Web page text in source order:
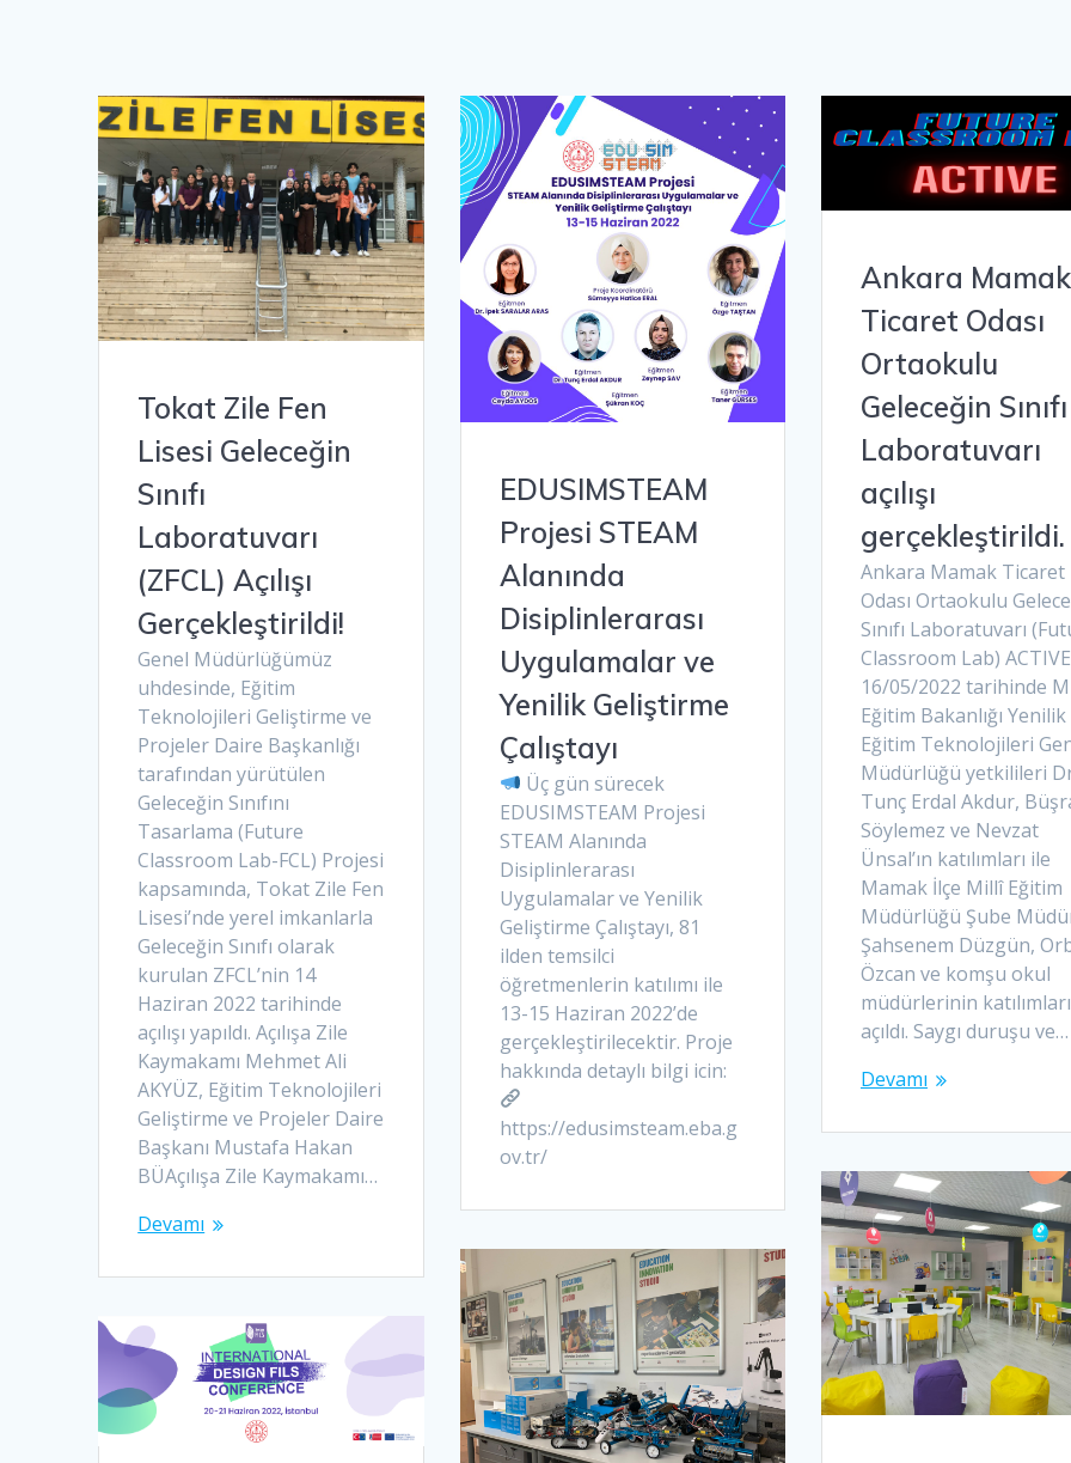
Tokat Zile Fen
Lisesi Geleceğin
Sınıfı
Laboratuvarı
(ZFCL) Açılışı
Gerçekleştirildi!
Genel Müdürlüğümüz
uhdesinde, Eğitim
Teknolojileri Geliştirme ve
Projeler Daire Başkanlığı
tarafından yürütülen
Geleceğin Sınıfını
Tasarlama (Future
Classroom Lab-FCL) Projesi
kapsamında, Tokat Zile Fen
Lisesi’nde yerel imkanlarla
Geleceğin Sınıfı olarak
kurulan ZFCL’nin 14
Haziran 2022 tarihinde
açılışı yapıldı. Açılışa Zile
Kaymakamı Mehmet Ali
AKYÜZ, Eğitim Teknolojileri
Geliştirme ve Projeler Daire
Başkanı Mustafa Hakan
BÜAçılışa Zile Kaymakamı…
Devamı
EDUSIMSTEAM
Projesi STEAM
Alanında
Disiplinlerarası
Uygulamalar ve
Yenilik Geliştirme
Çalıştayı
Üç gün sürecek
EDUSIMSTEAM Projesi
STEAM Alanında
Disiplinlerarası
Uygulamalar ve Yenilik
Geliştirme Çalıştayı, 81
ilden temsilci
öğretmenlerin katılımı ile
13-15 Haziran 2022’de
gerçekleştirilecektir. Proje
hakkında detaylı bilgi icin:
https://edusimsteam.eba.g
ov.tr/
Ankara Mamak
Ticaret Odası
Ortaokulu
Geleceğin Sınıfı
Laboratuvarı
açılışı
gerçekleştirildi.
Ankara Mamak Ticaret
Odası Ortaokulu
Sınıfı Laboratuvarı
Classroom Lab)
16/05/2022 tarihinde
Eğitim Bakanlığı
Eğitim Teknolojileri
Müdürlüğü yetkilileri
Tunç Erdal Akdur,
Söylemez ve Nevzat
Ünsal’ın katılımları ile
Mamak İlçe Millî Eğitim
Müdürlüğü Şube
Şahsenem Düzgün,
Özcan ve komşu okul
müdürlerinin
açıldı. Saygı duruşu ve…
Devamı